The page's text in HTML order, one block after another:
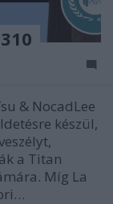
& NocadLee
készül,
a Titan
Míg La